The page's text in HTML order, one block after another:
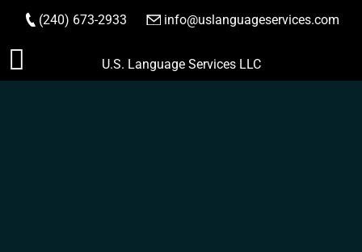
Saltar
(240) 673-2933 info@uslanguageservices.com
HACER PEDIDO
U.S. Language Services LLC